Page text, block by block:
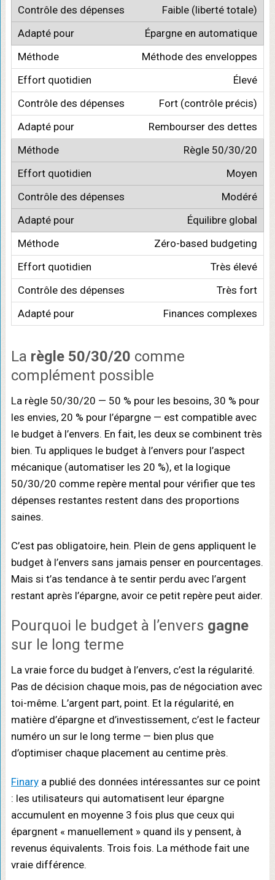
Faible (liberté totale)
Épargne en automatique
Méthode des enveloppes
Élevé
Fort (contrôle précis)
Rembourser des dettes
Règle 50/30/20
Moyen
Modéré
Équilibre global
Zéro-based budgeting
Très élevé
Très fort
Finances complexes
La règle 50/30/20 comme
complément possible
La règle 50/30/20 — 50 % pour les besoins, 30 % pour
les envies, 20 % pour l’épargne — est compatible avec
le budget à l’envers. En fait, les deux se combinent très
bien. Tu appliques le budget à l’envers pour l’aspect
mécanique (automatiser les 20 %), et la logique
50/30/20 comme repère mental pour vérifier que tes
dépenses restantes restent dans des proportions
saines.
C’est pas obligatoire, hein. Plein de gens appliquent le
budget à l’envers sans jamais penser en pourcentages.
Mais si t’as tendance à te sentir perdu avec l’argent
restant après l’épargne, avoir ce petit repère peut aider.
Pourquoi le budget à l’envers gagne
sur le long terme
La vraie force du budget à l’envers, c’est la régularité.
Pas de décision chaque mois, pas de négociation avec
toi-même. L’argent part, point. Et la régularité, en
matière d’épargne et d’investissement, c’est le facteur
numéro un sur le long terme — bien plus que
d’optimiser chaque placement au centime près.
Finarya publié des données intéressantes sur ce point
: les utilisateurs qui automatisent leur épargne
accumulent en moyenne 3 fois plus que ceux qui
épargnent « manuellement » quand ils y pensent, à
revenus équivalents. Trois fois. La méthode fait une
vraie différence.